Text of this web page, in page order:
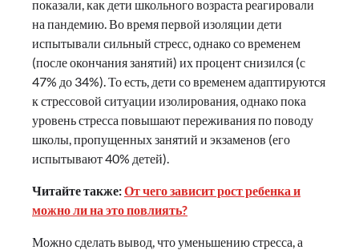
показали, как дети школьного возраста реагировали
на пандемию. Во время первой изоляции дети
испытывали сильный стресс, однако со временем
(после окончания занятий) их процент снизился (с
47% до 34%). То есть, дети со временем адаптируются
к стрессовой ситуации изолирования, однако пока
уровень стресса повышают переживания по поводу
школы, пропущенных занятий и экзаменов (его
испытывают 40% детей).
Читайте также:От чего зависит рост ребенка и
можно ли на это повлиять?
Можно сделать вывод, что уменьшению стресса, а